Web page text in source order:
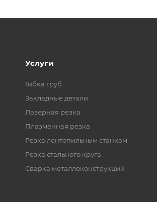
Услуги
Гибка труб
Закладные детали
Лазерная резка
Плазменная резка
Резка лентопильным станком
Резка стального круга
Сварка металлоконструкций